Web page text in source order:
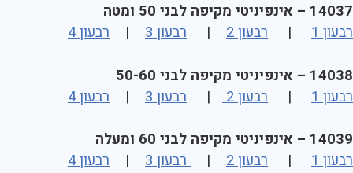
14037 – אינפיניטי מקיפה לבני 50 ומטה
רבעון 1
| רבעון 2 | רבעון 3 | רבעון 4
14038 – אינפיניטי מקיפה לבני 50-60
רבעון 1
| רבעון 2 | רבעון 3 | רבעון 4
14039 – אינפיניטי מקיפה לבני 60 ומעלה
רבעון 1
| רבעון 2 | רבעון 3 | רבעון 4